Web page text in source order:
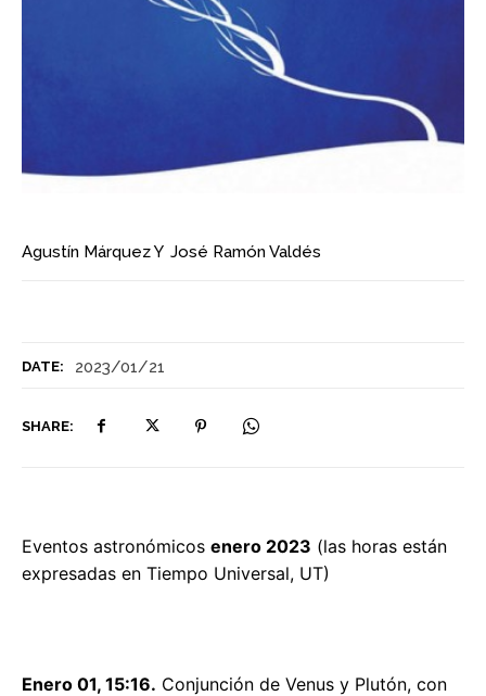
DATE: 2023/01/21
SHARE:
Agustín MárquezY José Ramón Valdés
Eventos astronómicos enero 2023 (las horas están
expresadas en Tiempo Universal, UT)
Enero 01, 15:16. Conjunción de Venus y Plutón, con